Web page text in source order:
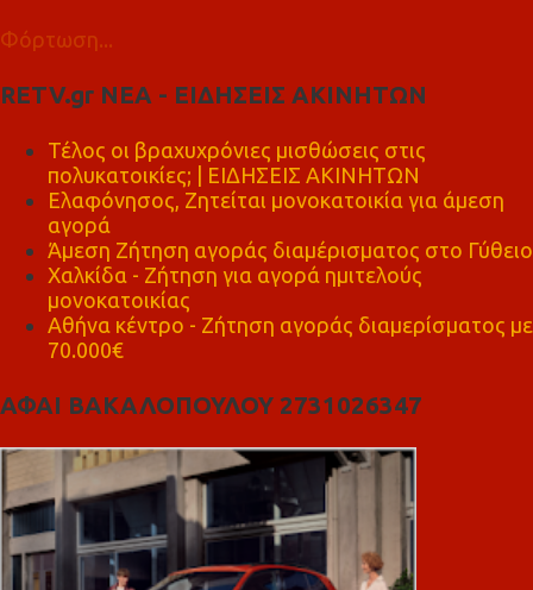
Φόρτωση...
RETV.gr ΝΕΑ - ΕΙΔΗΣΕΙΣ ΑΚΙΝΗΤΩΝ
Τέλος οι βραχυχρόνιες μισθώσεις στις
πολυκατοικίες; | ΕΙΔΗΣΕΙΣ ΑΚΙΝΗΤΩΝ
Ελαφόνησος, Ζητείται μονοκατοικία για άμεση
αγορά
Άμεση Ζήτηση αγοράς διαμέρισματος στο Γύθειο
Χαλκίδα - Ζήτηση για αγορά ημιτελούς
μονοκατοικίας
Αθήνα κέντρο - Ζήτηση αγοράς διαμερίσματος με
70.000€
ΑΦΑΙ ΒΑΚΑΛΟΠΟΥΛΟΥ 2731026347